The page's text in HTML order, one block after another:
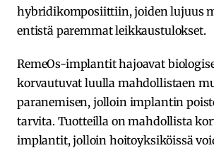
hybridikomposiittiin, joiden lujuus
entistä paremmat leikkaustulokset.
RemeOs-implantit hajoavat
korvautuvat luulla mahdollistaen
paranemisen, jolloin implantin
tarvita. Tuotteilla on mahdollista
implantit, jolloin hoitoyksiköissä